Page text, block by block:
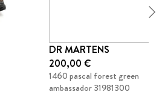
DR MARTENS
200,00 €
1460 pascal forest green
ambassador 31981300